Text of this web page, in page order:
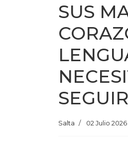
SUS
Salta 02 Julio 2026